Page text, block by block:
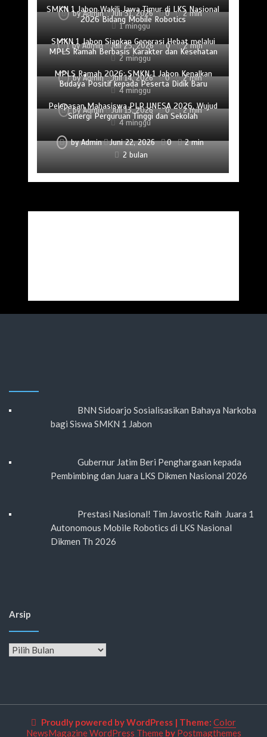
byAdmin Juli 31, 2026 0
2 min
1 minggu
SMKN 1 Jabon Wakili Jawa Timur di LKS Nasional
2026 Bidang Mobile Robotics
byAdmin Juli 25, 2026 0
2 min
2 minggu
SMKN 1 Jabon Siapkan Generasi Hebat melalui
MPLS Ramah Berbasis Karakter dan Kesehatan
byAdmin Juli 14, 2026 0
2 min
4 minggu
MPLS Ramah 2026: SMKN 1 Jabon Kenalkan
Budaya Positif kepada Peserta Didik Baru
byAdmin Juli 13, 2026 0
2 min
4 minggu
Pelepasan Mahasiswa PLP UNESA 2026, Wujud
Sinergi Perguruan Tinggi dan Sekolah
byAdmin Juni 22, 2026 0
2 min
2 bulan
BNN Sidoarjo Sosialisasikan Bahaya Narkoba
bagi Siswa SMKN 1 Jabon
Gubernur Jatim Beri Penghargaan kepada
Pembimbing dan Juara LKS Dikmen Nasional 2026
Prestasi Nasional! Tim Javostic Raih Juara 1
Autonomous Mobile Robotics di LKS Nasional
Dikmen Th 2026
Arsip
Arsip
Proudly powered by WordPress | Theme: Color
NewsMagazine WordPress Themeby Postmagthemes